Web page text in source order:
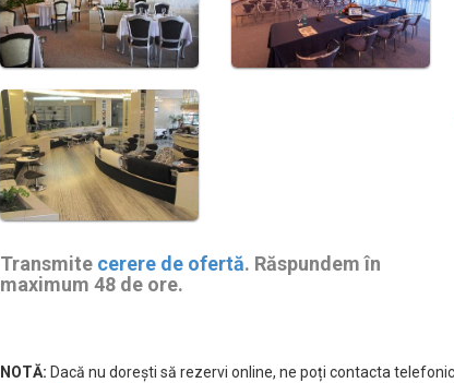
Transmite cerere de ofertă. Răspundem în
maximum 48 de ore.
NOTĂ: Dacă nu dorești să rezervi online, ne poți contacta